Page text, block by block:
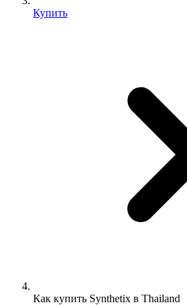
Купить
Как купить Synthetix в Thailand